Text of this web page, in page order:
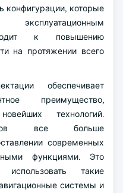
конфигурации, которые
к повышению
на протяжении всего
обеспечивает
преимущество,
технологий.
все больше
современных
функциями. Это
использовать такие
системы и